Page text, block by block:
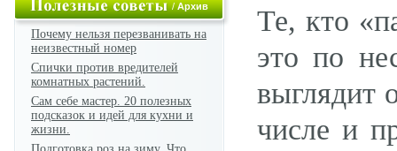
/Архив
Почему нельзя перезванивать на
неизвестный номер
Спички против вредителей
комнатных растений.
Сам себе мастер. 20 полезных
подсказок и идей для кухни и
жизни.
Те, кто
это по
выглядит
числе и